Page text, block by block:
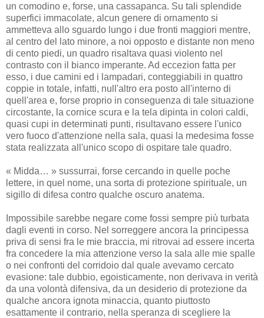
un comodino e, forse, una cassapanca. Su tali splendide
superfici immacolate, alcun genere di ornamento si
ammetteva allo sguardo lungo i due fronti maggiori mentre,
al centro del lato minore, a noi opposto e distante non meno
di cento piedi, un quadro risaltava quasi violento nel
contrasto con il bianco imperante. Ad eccezion fatta per
esso, i due camini ed i lampadari, conteggiabili in quattro
coppie in totale, infatti, null'altro era posto all'interno di
quell'area e, forse proprio in conseguenza di tale situazione
circostante, la cornice scura e la tela dipinta in colori caldi,
quasi cupi in determinati punti, risultavano essere l'unico
vero fuoco d'attenzione nella sala, quasi la medesima fosse
stata realizzata all'unico scopo di ospitare tale quadro.
« Midda… » sussurrai, forse cercando in quelle poche
lettere, in quel nome, una sorta di protezione spirituale, un
sigillo di difesa contro qualche oscuro anatema.
Impossibile sarebbe negare come fossi sempre più turbata
dagli eventi in corso. Nel sorreggere ancora la principessa
priva di sensi fra le mie braccia, mi ritrovai ad essere incerta
fra concedere la mia attenzione verso la sala alle mie spalle
o nei confronti del corridoio dal quale avevamo cercato
evasione: tale dubbio, egoisticamente, non derivava in verità
da una volontà difensiva, da un desiderio di protezione da
qualche ancora ignota minaccia, quanto piuttosto
esattamente il contrario, nella speranza di scegliere la